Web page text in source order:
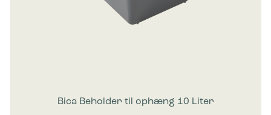
Bica Beholder til ophæng 10 Liter